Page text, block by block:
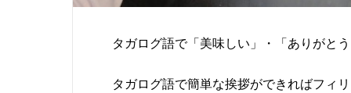
タガログ語で「美味しい」・「ありがと
タガログ語で簡単な挨拶ができればフィ